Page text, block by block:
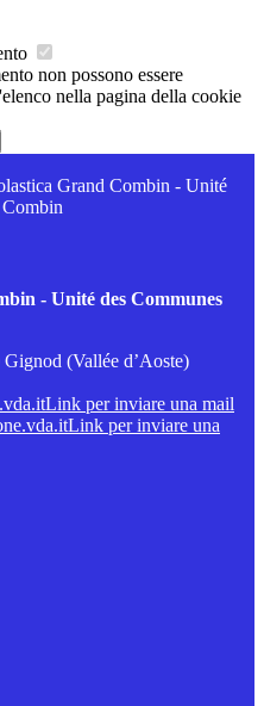
non possono essere
nella pagina della cookie
Grand Combin - Unité
- Unité des Communes
(Vallée d’Aoste)
Link per inviare una mail
Link per inviare una